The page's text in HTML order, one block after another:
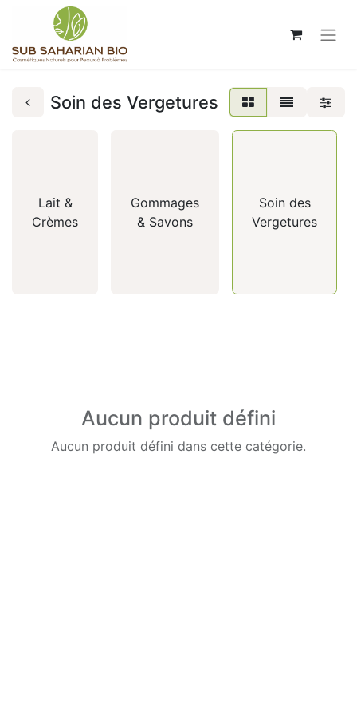
Soin des Vergetures
Lait &
Crèmes
Gommages
& Savons
Soin des
Vergetures
Aucun produit défini
Aucun produit défini dans cette catégorie.